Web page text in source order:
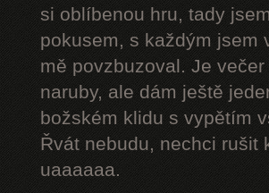
si oblíbenou hru, tady
pokusem, s každým
mě povzbuzoval. Je
naruby, ale dám ještě
božském klidu s vypětím
Řvát nebudu, nechci rušit
uaaaaaa.